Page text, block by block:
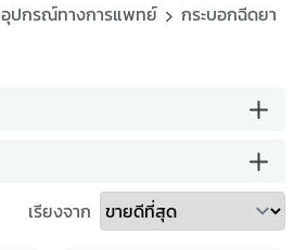
อุปกรณ์ทางการแพทย์ กระบอกฉีดยา
เรียงจาก